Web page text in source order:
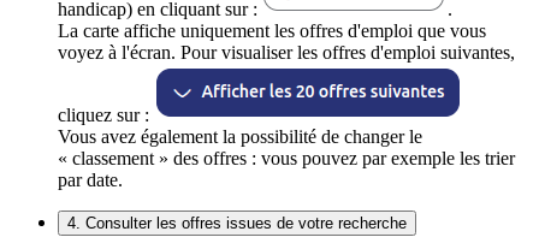
handicap) en cliquant sur :
.
La carte affiche uniquement les offres d'emploi que vous
voyez à l'écran. Pour visualiser les offres d'emploi suivantes,
cliquez sur :
Vous avez également la possibilité de changer le
« classement » des offres : vous pouvez par exemple les trier
par date.
4. Consulter les offres issues de votre recherche